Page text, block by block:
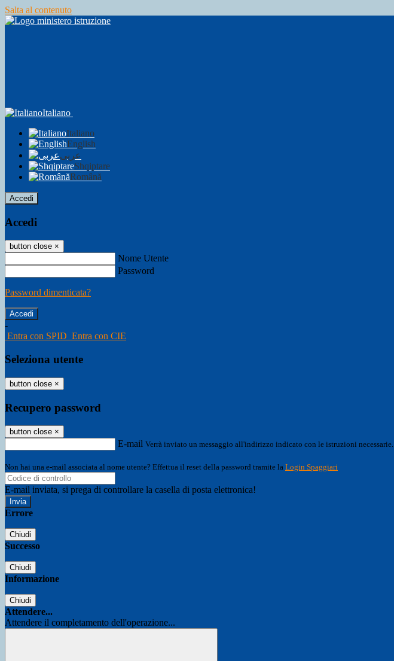
Salta al contenuto
Italiano
Italiano
English
عربى
Shqiptare
Română
Accedi
Accedi
button close ×
Nome Utente
Password
Password dimenticata?
-
Entra con SPID Entra con CIE
Seleziona utente
button close ×
Recupero password
button close ×
E-mail Verrà inviato un messaggio all'indirizzo indicato con le istruzioni necessarie.
Non hai una e-mail associata al nome utente? Effettua il reset della password tramite la Login Spaggiari
E-mail inviata, si prega di controllare la casella di posta elettronica!
Errore
Chiudi
Successo
Chiudi
Informazione
Chiudi
Attendere...
Attendere il completamento dell'operazione...